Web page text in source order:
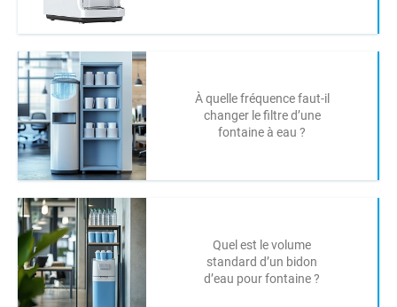
À quelle fréquence faut-il
changer le filtre d’une
fontaine à eau ?
Quel est le volume
standard d’un bidon
d’eau pour fontaine ?